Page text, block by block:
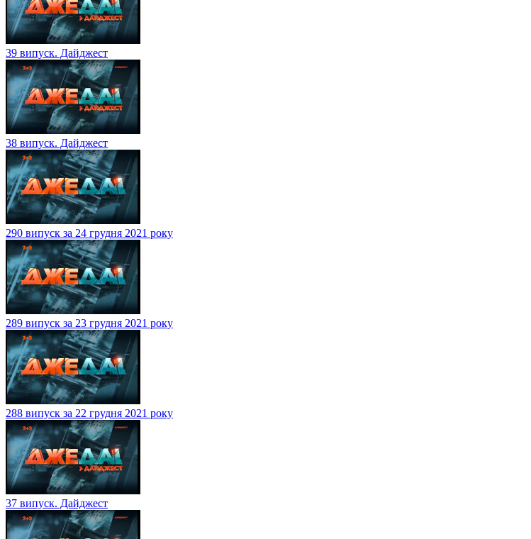
39 випуск. Дайджест
38 випуск. Дайджест
290 випуск за 24 грудня 2021 року
289 випуск за 23 грудня 2021 року
288 випуск за 22 грудня 2021 року
37 випуск. Дайджест